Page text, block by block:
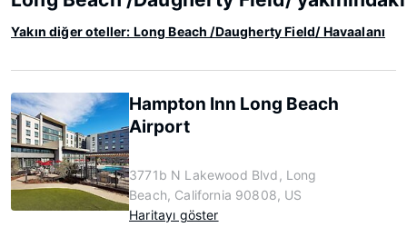
Yakın diğer oteller: Long Beach /Daugherty Field/ Havaalanı
Hampton Inn Long Beach
Airport
3771b N Lakewood Blvd, Long
Beach, California 90808, US
Haritayı göster